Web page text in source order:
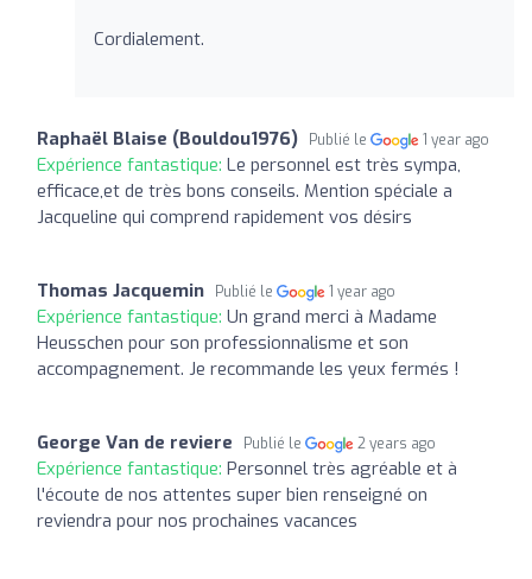
Cordialement.
Raphaël Blaise (Bouldou1976) Publié le 1 year ago
Expérience fantastique: Le personnel est très sympa,
efficace,et de très bons conseils. Mention spéciale a
Jacqueline qui comprend rapidement vos désirs
Thomas Jacquemin Publié le 1 year ago
Expérience fantastique: Un grand merci à Madame
Heusschen pour son professionnalisme et son
accompagnement. Je recommande les yeux fermés !
George Van de reviere Publié le 2 years ago
Expérience fantastique: Personnel très agréable et à
l'écoute de nos attentes super bien renseigné on
reviendra pour nos prochaines vacances